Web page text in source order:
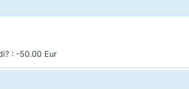
: -50.00 Eur